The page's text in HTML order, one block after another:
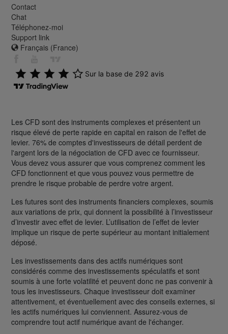
Contact
Chat
Téléphonez-moi
Support link
Français (France)
Les CFD sont des instruments complexes et présentent un
risque élevé de perte rapide en capital en raison de l'effet de
levier. 76% de comptes d'investisseurs de détail perdent de
l'argent lors de la négociation de CFD avec ce fournisseur.
Vous devez vous assurer que vous comprenez comment les
CFD fonctionnent et que vous pouvez vous permettre de
prendre le risque probable de perdre votre argent.
Les futures sont des instruments financiers complexes, soumis
aux variations de prix, qui donnent la possibilité à l’investisseur
d’investir avec effet de levier. L’utilisation de l’effet de levier
implique un risque de perte supérieur au montant initialement
déposé.
Les investissements dans des actifs numériques sont
considérés comme des investissements spéculatifs et sont
soumis à une forte volatilité et peuvent donc ne pas convenir à
tous les investisseurs. Chaque investisseur doit examiner
attentivement, et éventuellement avec des conseils externes, si
les actifs numériques lui conviennent. Assurez-vous de
comprendre tout actif numérique avant de l'échanger.